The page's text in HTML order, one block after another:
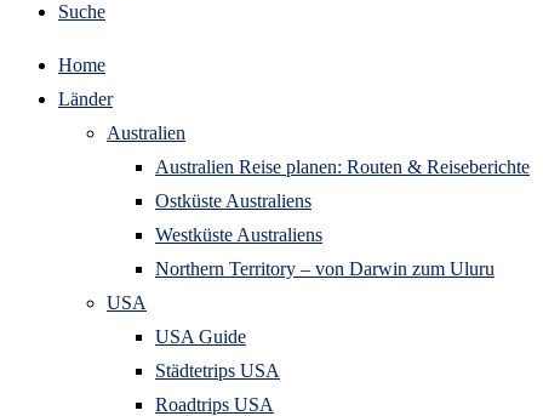
Suche
Home
Länder
Australien
Australien Reise planen: Routen & Reiseberichte
Ostküste Australiens
Westküste Australiens
Northern Territory – von Darwin zum Uluru
USA
USA Guide
Städtetrips USA
Roadtrips USA